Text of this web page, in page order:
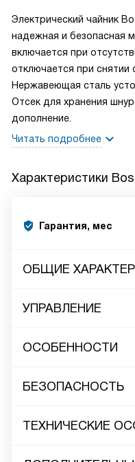
Электрический чайник
надежная и безопасная
включается при
отключается при снятии
Нержавеющая сталь
Отсек для хранения
дополнение.
Читать подробнее
Характеристики
Гарантия, мес
ОБЩИЕ
УПРАВЛЕНИЕ
ОСОБЕННОСТИ
БЕЗОПАСНОСТЬ
ТЕХНИЧЕСКИЕ